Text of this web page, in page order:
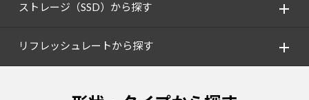
ストレージ（SSD）から探す
リフレッシュレートから探す